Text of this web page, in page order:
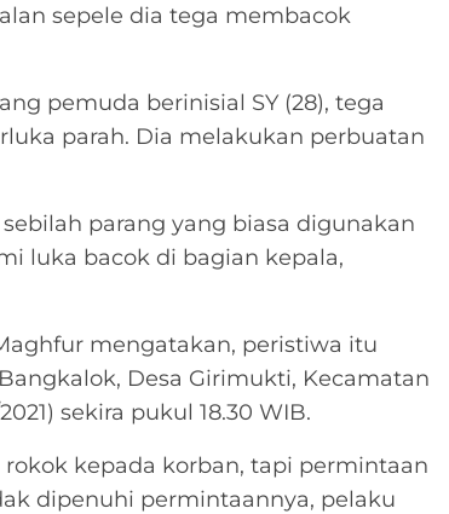
sepele dia tega membacok
pemuda berinisial SY (28), tega
parah. Dia melakukan perbuatan
parang yang biasa digunakan
luka bacok di bagian kepala,
mengatakan, peristiwa itu
Desa Girimukti, Kecamatan
sekira pukul 18.30 WIB.
kepada korban, tapi permintaan
dipenuhi permintaannya, pelaku